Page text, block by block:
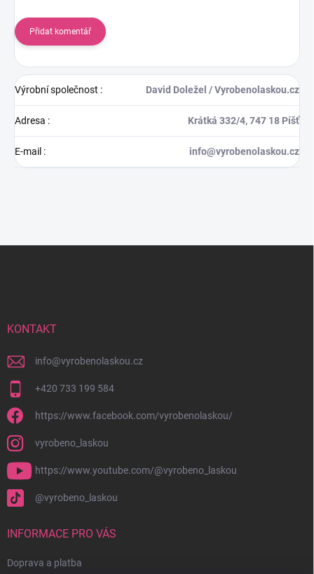
Přidat komentář
Výrobní společnost : David Doležel / Vyrobenolaskou.cz
Adresa : Krátká 332/4, 747 18 Píšť
E-mail : info@vyrobenolaskou.cz
KONTAKT
info@vyrobenolaskou.cz
+420 733 199 584
https://www.facebook.com/vyrobenolaskou/
vyrobeno_laskou
https://www.youtube.com/@vyrobeno_laskou
@vyrobeno_laskou
INFORMACE PRO VÁS
Doprava a platba